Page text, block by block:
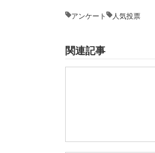
アンケート 人気投票
関連記事